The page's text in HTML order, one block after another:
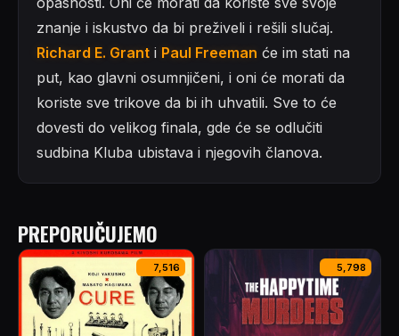
znanje i iskustvo da bi preživeli i rešili slučaj.
Richard E. Grant i Paul Freeman će im stati na
put, kao glavni osumnjičeni, i oni će morati da
koriste sve trikove da bi ih uhvatili. Sve to će
dovesti do velikog finala, gde će se odlučiti
sudbina Kluba ubistava i njegovih članova.
PREPORUČUJEMO
7,516 5,798